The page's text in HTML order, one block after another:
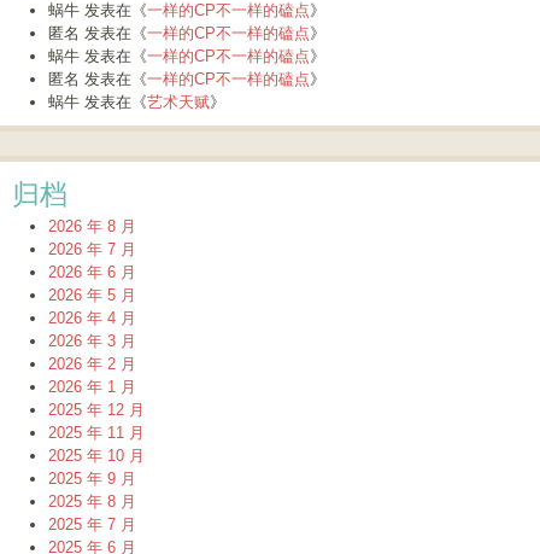
蜗牛 发表在《一样的CP不一样的磕点》
匿名 发表在《一样的CP不一样的磕点》
蜗牛 发表在《一样的CP不一样的磕点》
匿名 发表在《一样的CP不一样的磕点》
蜗牛 发表在《艺术天赋》
归档
2026 年 8 月
2026 年 7 月
2026 年 6 月
2026 年 5 月
2026 年 4 月
2026 年 3 月
2026 年 2 月
2026 年 1 月
2025 年 12 月
2025 年 11 月
2025 年 10 月
2025 年 9 月
2025 年 8 月
2025 年 7 月
2025 年 6 月